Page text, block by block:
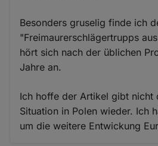
Besonders gruselig finde ich
"Freimaurerschlägertrupps
hört sich nach der üblichen
Jahre an.
Ich hoffe der Artikel gibt nicht
Situation in Polen wieder. Ich
um die weitere Entwickung